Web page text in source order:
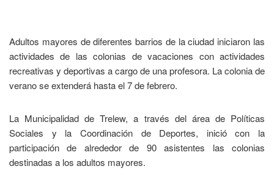
Adultos mayores de diferentes barrios de la ciudad iniciaron las
actividades de las colonias de vacaciones con actividades
recreativas y deportivas a cargo de una profesora. La colonia de
verano se extenderá hasta el 7 de febrero.
La Municipalidad de Trelew, a través del área de Políticas
Sociales y la Coordinación de Deportes, inició con la
participación de alrededor de 90 asistentes las colonias
destinadas a los adultos mayores.